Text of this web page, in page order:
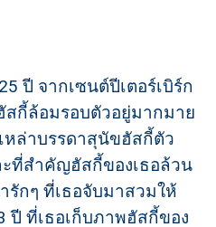
ปี จากเซนต์ปีเตอร์เบิร์ก
สกี้ล้อมรอบตัวอยู่มากมาย
หล่าบรรดาสุนัขฮัสกี้ตัว
ะที่สำคัญฮัสกี้ของเธอล้วน
กๆ ที่เธอจับมาสวมให้
ปี ที่เธอเก็บภาพฮัสกี้ของ